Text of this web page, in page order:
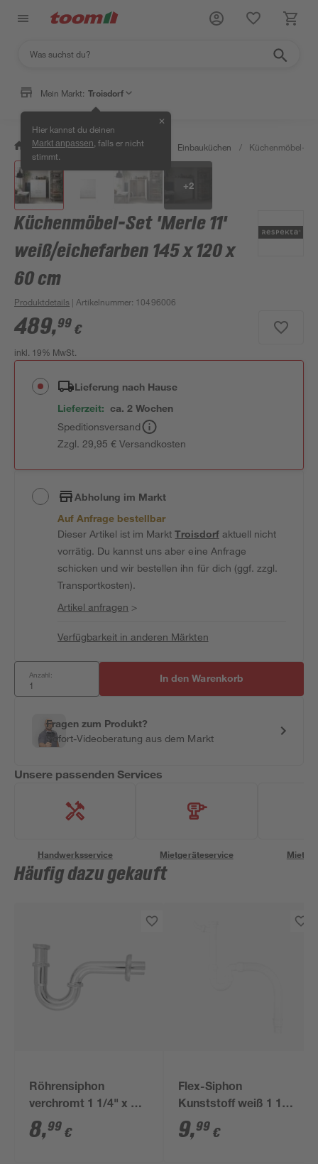
Mein Markt: Troisdorf
Hier kannst du deinen
Markt anpassen , falls er nicht
stimmt.
✕
/ Wohnen & Haushalt / Küche Einbauküchen / Küchenmöbel-
+2
Küchenmöbel-Set 'Merle 11'
weiß/eichefarben 145 x 120 x
60 cm
Produktdetails | Artikelnummer: 10496006
489,99 €
inkl. 19% MwSt.
Lieferung nach Hause
Lieferzeit: ca. 2 Wochen
Speditionsversand
Zzgl. 29,95 € Versandkosten
Abholung im Markt
Auf Anfrage bestellbar
Dieser Artikel ist im MarktTroisdorfaktuell nicht
vorrätig. Du kannst uns aber eine Anfrage
schicken und wir bestellen ihn für dich (ggf. zzgl.
Transportkosten).
Artikel anfragen >
Verfügbarkeit in anderen Märkten
Anzahl: In den Warenkorb
Fragen zum Produkt?
Sofort-Videoberatung aus dem Markt
Unsere passenden Services
Handwerksservice Mietgeräteservice
Häufig dazu gekauft
Röhrensiphon
verchromt 1 1/4" x 32
mm
8,99 €
Flex-Siphon
Kunststoff weiß 1 1/2'
x 40/50 mm
9,99 €